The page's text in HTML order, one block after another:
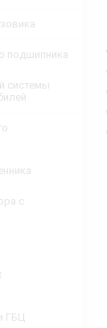
подшипника
системы
с
ГБЦ